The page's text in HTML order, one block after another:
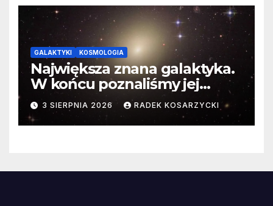
GALAKTYKI KOSMOLOGIA
Największa znana galaktyka.
W końcu poznaliśmy jej
faktyczne wymiary
3 SIERPNIA 2026 RADEK KOSARZYCKI